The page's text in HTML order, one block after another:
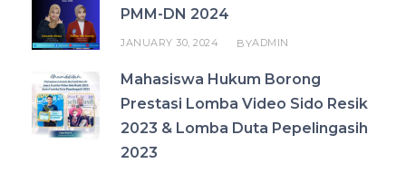
PMM-DN 2024
JANUARY 30, 2024 BYADMIN
Mahasiswa Hukum Borong
Prestasi Lomba Video Sido Resik
2023 & Lomba Duta Pepelingasih
2023